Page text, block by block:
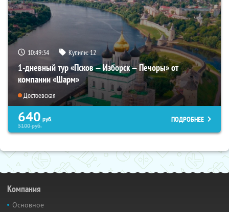
10:49:33 Купили:12
1-дневный тур «Псков — Изборск — Печоры» от
компании «Шарм»
Достоевская
640 руб.
5100руб.
ПОДРОБНЕЕ
Компания
Основное